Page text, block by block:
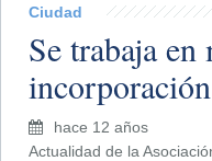
Ciudad
Se trabaja
hace 12 años
Actualidad de la